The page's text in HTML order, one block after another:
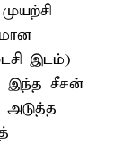
இடம்)
இந்த சீசன்